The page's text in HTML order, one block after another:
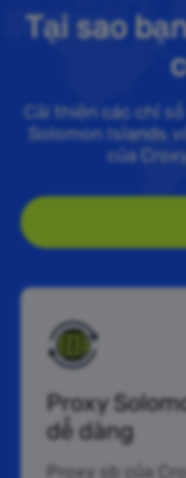
Tại sao
Cải thiện các chỉ
Solomon Islands
của
Proxy
dễ dàng
Proxy sb của